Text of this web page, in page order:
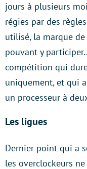
jours à plusieurs
régies par des
utilisé, la marque de
pouvant y
compétition qui
uniquement, et qui
un processeur à
Les ligues
Dernier point qui a
les overclockeurs